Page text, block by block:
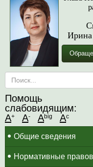
Помощь
слабовидящим:
A+ A- Abig Ac
Общие сведения
Нормативные